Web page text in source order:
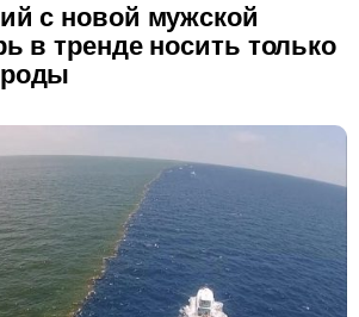
с новой мужской
в тренде носить только